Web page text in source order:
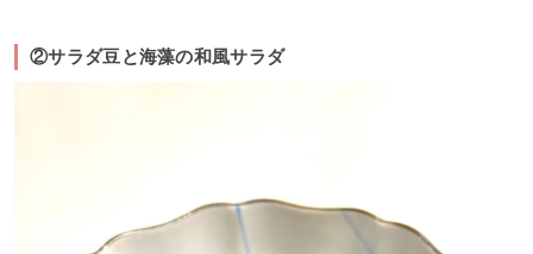
②サラダ豆と海藻の和風サラダ